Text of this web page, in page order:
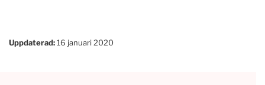
Uppdaterad:16 januari 2020